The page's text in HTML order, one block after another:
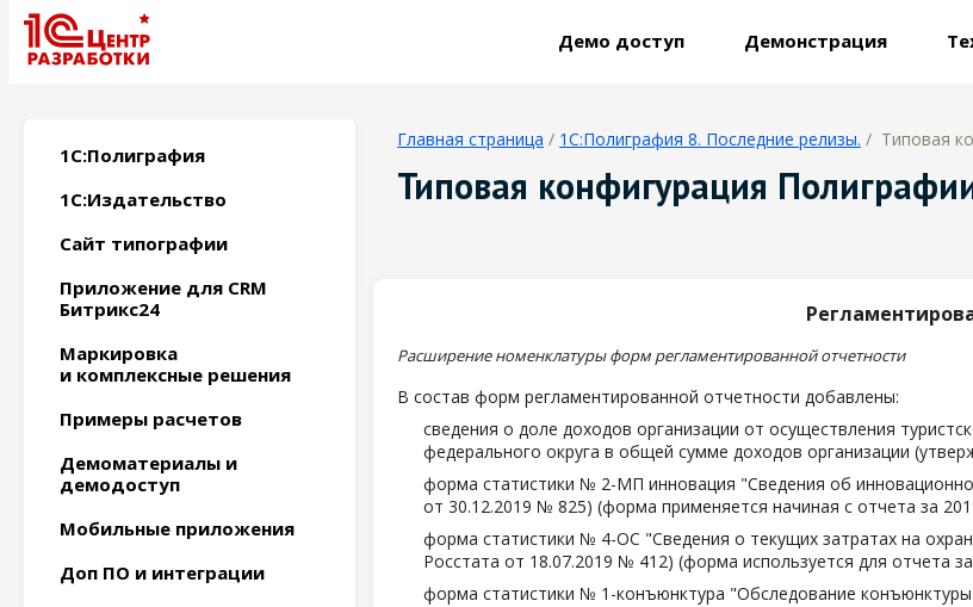
Демо доступ Демонстрация
1С:Полиграфия
1С:Издательство
Сайт типографии
Приложение для CRM
Битрикс24
Маркировка
и комплексные решения
Примеры расчетов
Демоматериалы и
демодоступ
Мобильные приложения
Доп ПО и интеграции
Главная страница / 1С:Полиграфия 8. Последние релизы. / Типовая
Типовая конфигурация
Расширение номенклатуры форм регламентированной отчетности
В состав форм регламентированной отчетности добавлены:
сведения о доле доходов организации от осуществления
федерального округа в общей сумме доходов организации
форма статистики № 2-МП инновация "Сведения об
от 30.12.2019 № 825) (форма применяется начиная с отчета за
форма статистики № 4-ОС "Сведения о текущих затратах на
Росстата от 18.07.2019 № 412) (форма используется для отчета
форма статистики № 1-конъюнктура "Обследование